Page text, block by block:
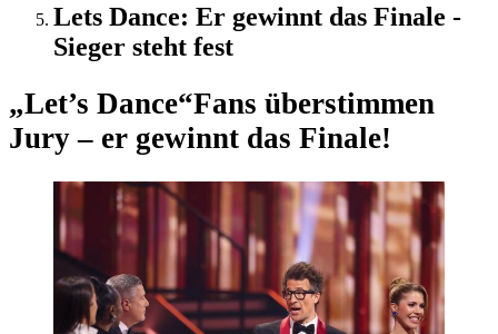
Lets Dance: Er gewinnt das Finale -
Sieger steht fest
„Let’s Dance“Fans überstimmen
Jury – er gewinnt das Finale!